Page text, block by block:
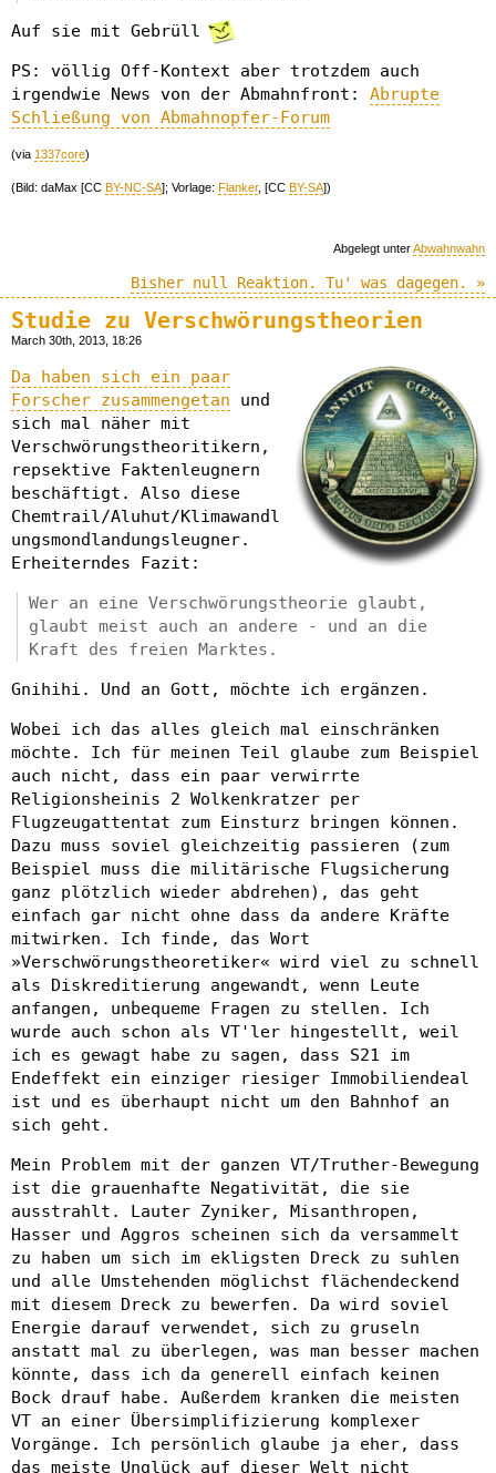
Auf sie mit Gebrüll
PS: völlig Off-Kontext aber trotzdem auch
irgendwie News von der Abmahnfront: Abrupte
Schließung von Abmahnopfer-Forum
(via 1337core)
(Bild: daMax [CC BY-NC-SA]; Vorlage: Flanker, [CC BY-SA])
Abgelegt unterAbwahnwahn
Bisher null Reaktion. Tu' was dagegen. »
Studie zu Verschwörungstheorien
March 30th, 2013, 18:26
Da haben sich ein paar
Forscher zusammengetan und
sich mal näher mit
Verschwörungstheoritikern,
repsektive Faktenleugnern
beschäftigt. Also diese
Chemtrail/Aluhut/Klimawandl
ungsmondlandungsleugner.
Erheiterndes Fazit:
Wer an eine Verschwörungstheorie glaubt,
glaubt meist auch an andere - und an die
Kraft des freien Marktes.
Gnihihi. Und an Gott, möchte ich ergänzen.
Wobei ich das alles gleich mal einschränken
möchte. Ich für meinen Teil glaube zum Beispiel
auch nicht, dass ein paar verwirrte
Religionsheinis 2 Wolkenkratzer per
Flugzeugattentat zum Einsturz bringen können.
Dazu muss soviel gleichzeitig passieren (zum
Beispiel muss die militärische Flugsicherung
ganz plötzlich wieder abdrehen), das geht
einfach gar nicht ohne dass da andere Kräfte
mitwirken. Ich finde, das Wort
»Verschwörungstheoretiker« wird viel zu schnell
als Diskreditierung angewandt, wenn Leute
anfangen, unbequeme Fragen zu stellen. Ich
wurde auch schon als VT'ler hingestellt, weil
ich es gewagt habe zu sagen, dass S21 im
Endeffekt ein einziger riesiger Immobiliendeal
ist und es überhaupt nicht um den Bahnhof an
sich geht.
Mein Problem mit der ganzen VT/Truther-Bewegung
ist die grauenhafte Negativität, die sie
ausstrahlt. Lauter Zyniker, Misanthropen,
Hasser und Aggros scheinen sich da versammelt
zu haben um sich im ekligsten Dreck zu suhlen
und alle Umstehenden möglichst flächendeckend
mit diesem Dreck zu bewerfen. Da wird soviel
Energie darauf verwendet, sich zu gruseln
anstatt mal zu überlegen, was man besser machen
könnte, dass ich da generell einfach keinen
Bock drauf habe. Außerdem kranken die meisten
VT an einer Übersimplifizierung komplexer
Vorgänge. Ich persönlich glaube ja eher, dass
das meiste Unglück auf dieser Welt nicht